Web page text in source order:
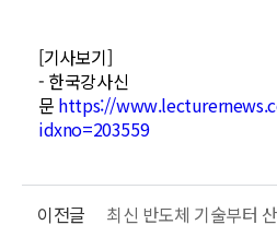
[기사보기]
- 한국강사신
문 https://
idxno=203559
이전글